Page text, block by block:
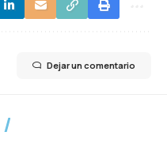
Dejar un comentario